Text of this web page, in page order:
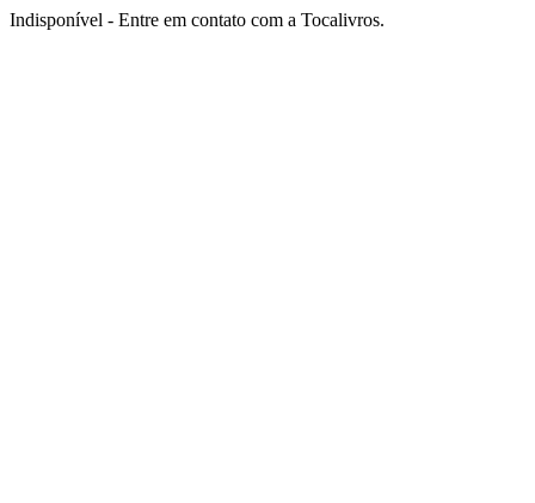
Indisponível - Entre em contato com a Tocalivros.